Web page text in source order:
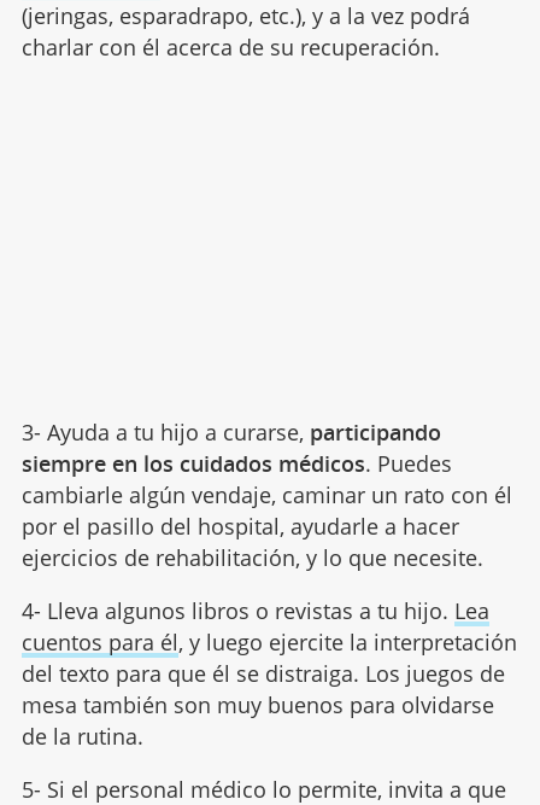
(jeringas, esparadrapo, etc.), y a la vez podrá
charlar con él acerca de su recuperación.
3- Ayuda a tu hijo a curarse, participando
siempre en los cuidados médicos. Puedes
cambiarle algún vendaje, caminar un rato con él
por el pasillo del hospital, ayudarle a hacer
ejercicios de rehabilitación, y lo que necesite.
4- Lleva algunos libros o revistas a tu hijo. Lea
cuentos para él, y luego ejercite la interpretación
del texto para que él se distraiga. Los juegos de
mesa también son muy buenos para olvidarse
de la rutina.
5- Si el personal médico lo permite, invita a que